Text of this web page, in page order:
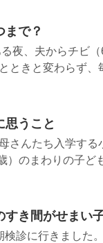
まで？
夜、夫からチビ
ときと変わらず、
思うこと
さんたち入学する
）のまわりの子ど
き間がせまい
診に行きました